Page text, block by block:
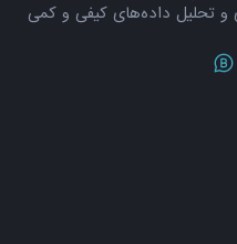
تحلیل داده‌های کیفی و کمی
Twitter